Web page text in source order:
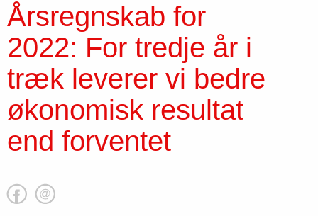
Årsregnskab for
2022: For tredje år i
træk leverer vi bedre
økonomisk resultat
end forventet